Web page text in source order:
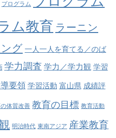
プログラム
ム教育 ラーニン
グ 一人一人を育てる／のば
学力調査 学力／学力観 学習
要領 学習活動 富山県 成績評
体質改善 教育の目標 教育活動
明治時代 東南アジア 産業教育